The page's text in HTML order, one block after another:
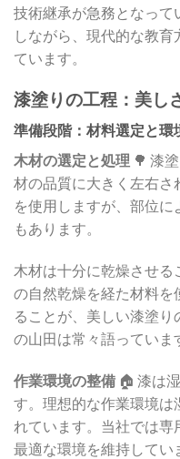
技術継承が急務となっ
しながら、現代的な教
ています。
漆塗りの工程：美し
準備段階：材料選定と環
木材の選定と処理 🌳 漆
材の品質に大きく左右さ
を使用しますが、部位
もあります。
木材は十分に乾燥させる
の自然乾燥を経た材料を
ることが、美しい漆塗り
の山田は常々語っていま
作業環境の整備 🏠 漆は
す。理想的な作業環境は
れています。当社では専
最適な環境を維持してい